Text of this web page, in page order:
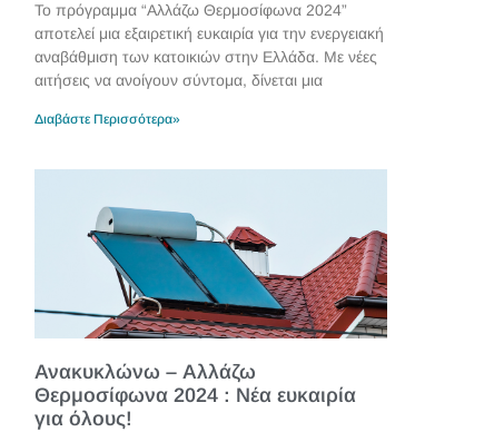
Το πρόγραμμα “Αλλάζω Θερμοσίφωνα 2024”
αποτελεί μια εξαιρετική ευκαιρία για την ενεργειακή
αναβάθμιση των κατοικιών στην Ελλάδα. Με νέες
αιτήσεις να ανοίγουν σύντομα, δίνεται μια
Διαβάστε Περισσότερα»
Ανακυκλώνω – Αλλάζω
Θερμοσίφωνα 2024 : Νέα ευκαιρία
για όλους!